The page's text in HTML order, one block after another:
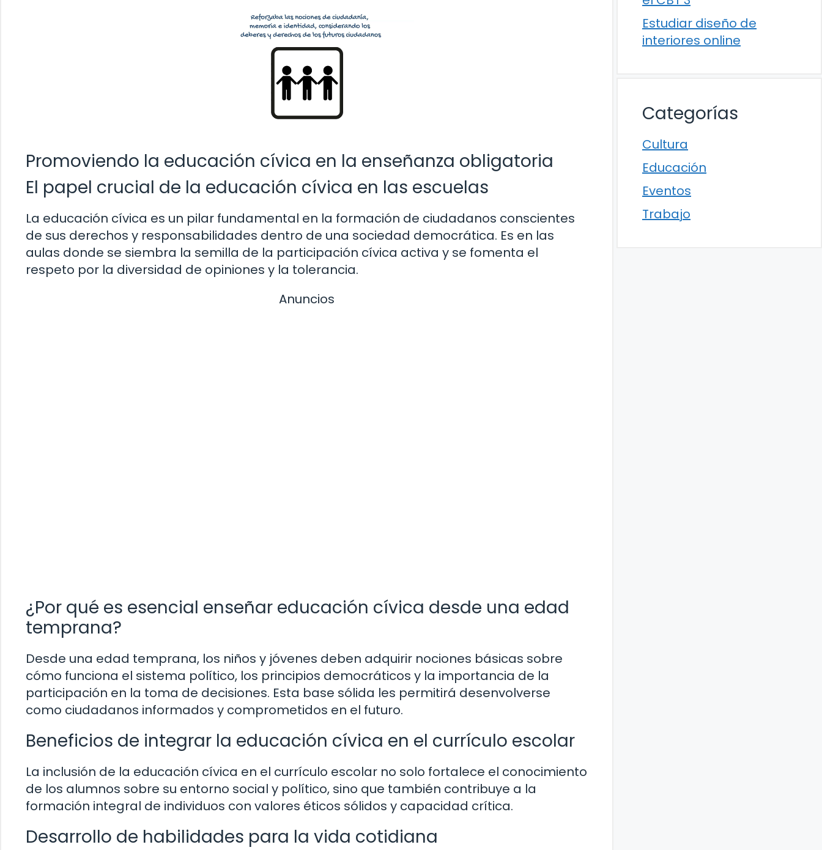
Promoviendo la educación cívica en la enseñanza obligatoria
El papel crucial de la educación cívica en las escuelas
La educación cívica es un pilar fundamental en la formación de ciudadanos conscientes
de sus derechos y responsabilidades dentro de una sociedad democrática. Es en las
aulas donde se siembra la semilla de la participación cívica activa y se fomenta el
respeto por la diversidad de opiniones y la tolerancia.
Anuncios
¿Por qué es esencial enseñar educación cívica desde una edad
temprana?
Desde una edad temprana, los niños y jóvenes deben adquirir nociones básicas sobre
cómo funciona el sistema político, los principios democráticos y la importancia de la
participación en la toma de decisiones. Esta base sólida les permitirá desenvolverse
como ciudadanos informados y comprometidos en el futuro.
Beneficios de integrar la educación cívica en el currículo escolar
La inclusión de la educación cívica en el currículo escolar no solo fortalece el conocimiento
de los alumnos sobre su entorno social y político, sino que también contribuye a la
formación integral de individuos con valores éticos sólidos y capacidad crítica.
Desarrollo de habilidades para la vida cotidiana
Estudiar diseño de
interiores online
Categorías
Cultura
Educación
Eventos
Trabajo